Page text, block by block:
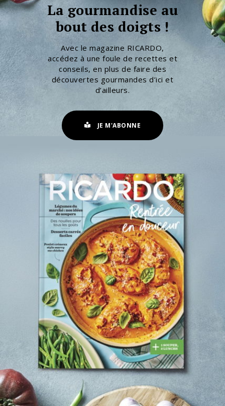
La gourmandise au
bout des doigts !
Avec le magazine RICARDO,
accédez à une foule de recettes et
conseils, en plus de faire des
découvertes gourmandes d’ici et
d’ailleurs.
JE M'ABONNE